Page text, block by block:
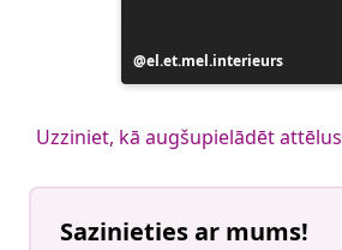
Ierakstu
publicējis
el.et.mel.interieurs
Uzziniet, kā augšupielādēt attēlus
Sazinieties ar mums!